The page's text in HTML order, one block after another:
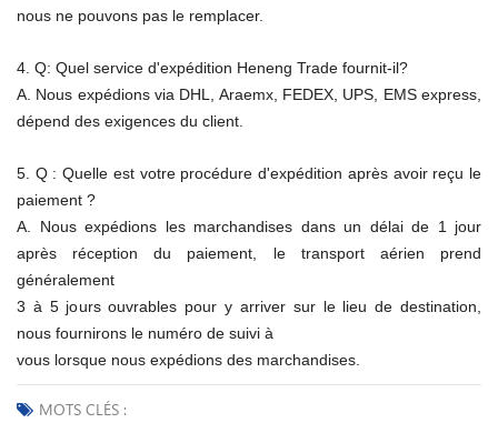
nous ne pouvons pas le remplacer.
4. Q: Quel service d'expédition Heneng Trade fournit-il?
A. Nous expédions via DHL, Araemx, FEDEX, UPS, EMS express,
dépend des exigences du client.
5. Q : Quelle est votre procédure d'expédition après avoir reçu le
paiement ?
A. Nous expédions les marchandises dans un délai de 1 jour
après réception du paiement, le transport aérien prend
généralement
3 à 5 jours ouvrables pour y arriver sur le lieu de destination,
nous fournirons le numéro de suivi à
vous lorsque nous expédions des marchandises.
MOTS CLÉS :